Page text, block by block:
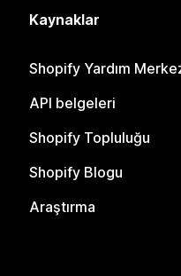
Kaynaklar
Shopify Yardım
API belgeleri
Shopify Topluluğu
Shopify Blogu
Araştırma